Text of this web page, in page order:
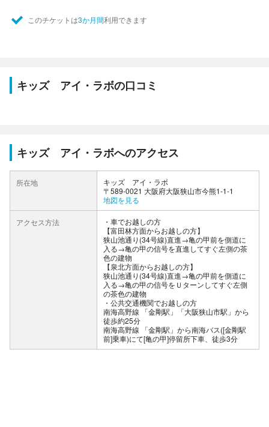
このチケットは3か月間利用できます
キッズ アイ・ラボの口コミ
キッズ アイ・ラボへのアクセス
所在地
キッズ アイ・ラボ
〒589-0021 大阪府大阪狭山市今熊1-1-1
地図を見る
アクセス方法
車でお越しの方
【富田林方面からお越しの方】
狭山池通り(34号線)直進→亀の甲前を側道に
入る→亀の甲の信号を直進してすぐ左側の茶
色の建物
【泉北方面からお越しの方】
狭山池通り(34号線)直進→亀の甲前を側道に
入る→亀の甲の信号をＵターンしてすぐ左側
の茶色の建物
公共交通機関でお越しの方
南海高野線 「金剛駅」「大阪狭山市駅」から
徒歩約25分
南海高野線 「金剛駅」から南海バス([金剛駅
前]乗車)にて[亀の甲]停留所下車、徒歩3分